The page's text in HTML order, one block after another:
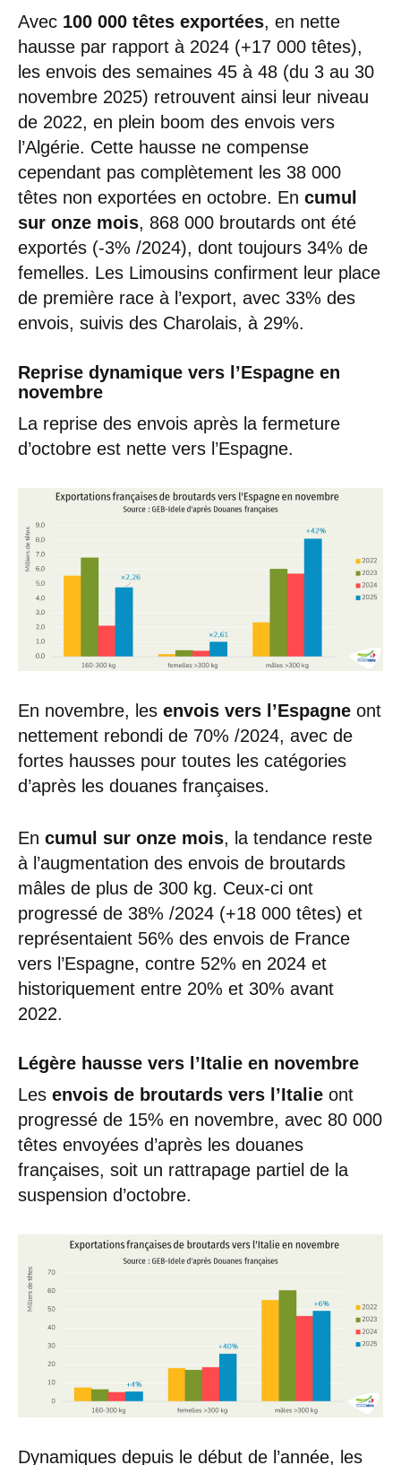
Avec 100 000 têtes exportées, en nette
hausse par rapport à 2024 (+17 000 têtes),
les envois des semaines 45 à 48 (du 3 au 30
novembre 2025) retrouvent ainsi leur niveau
de 2022, en plein boom des envois vers
l’Algérie. Cette hausse ne compense
cependant pas complètement les 38 000
têtes non exportées en octobre. En cumul
sur onze mois, 868 000 broutards ont été
exportés (-3% /2024), dont toujours 34% de
femelles. Les Limousins confirment leur place
de première race à l’export, avec 33% des
envois, suivis des Charolais, à 29%.
Reprise dynamique vers l’Espagne en
novembre
La reprise des envois après la fermeture
d’octobre est nette vers l’Espagne.
En novembre, les envois vers l’Espagne ont
nettement rebondi de 70% /2024, avec de
fortes hausses pour toutes les catégories
d’après les douanes françaises.
En cumul sur onze mois, la tendance reste
à l’augmentation des envois de broutards
mâles de plus de 300 kg. Ceux-ci ont
progressé de 38% /2024 (+18 000 têtes) et
représentaient 56% des envois de France
vers l’Espagne, contre 52% en 2024 et
historiquement entre 20% et 30% avant
2022.
Légère hausse vers l’Italie en novembre
Les envois de broutards vers l’Italie ont
progressé de 15% en novembre, avec 80 000
têtes envoyées d’après les douanes
françaises, soit un rattrapage partiel de la
suspension d’octobre.
Dynamiques depuis le début de l’année, les